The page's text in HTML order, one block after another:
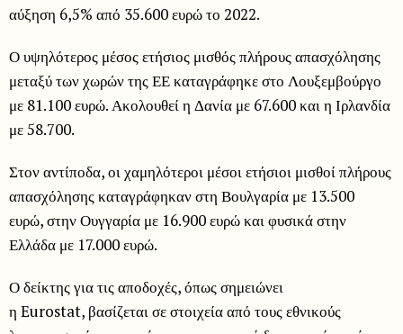
αύξηση 6,5% από 35.600 ευρώ το 2022.
Ο υψηλότερος μέσος ετήσιος μισθός πλήρους απασχόλησης
μεταξύ των χωρών της ΕΕ καταγράφηκε στο Λουξεμβούργο
με 81.100 ευρώ. Ακολουθεί η Δανία με 67.600 και η Ιρλανδία
με 58.700.
Στον αντίποδα, οι χαμηλότεροι μέσοι ετήσιοι μισθοί πλήρους
απασχόλησης καταγράφηκαν στη Βουλγαρία με 13.500
ευρώ, στην Ουγγαρία με 16.900 ευρώ και φυσικά στην
Ελλάδα με 17.000 ευρώ.
Ο δείκτης για τις αποδοχές, όπως σημειώνει
η Eurostat, βασίζεται σε στοιχεία από τους εθνικούς